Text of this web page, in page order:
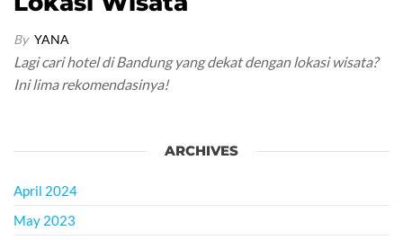
By YANA
Lagi cari hotel di Bandung yang dekat dengan lokasi wisata?
Ini lima rekomendasinya!
ARCHIVES
April 2024
May 2023